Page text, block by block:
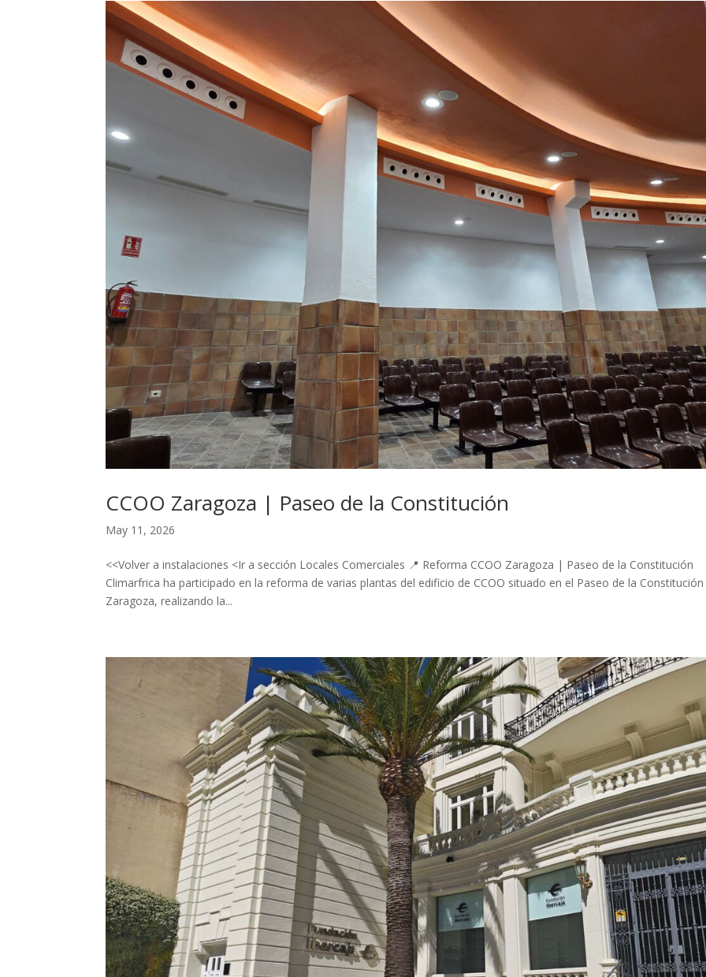
CCOO Zaragoza | Paseo de la Constitución
May 11, 2026
<<Volver a instalaciones <Ir a sección Locales Comerciales 📍 Reforma CCOO Zaragoza | Paseo de la Constitución
Climarfrica ha participado en la reforma de varias plantas del edificio de CCOO situado en el Paseo de la
Zaragoza, realizando la...